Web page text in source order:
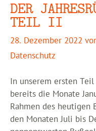
DER
TEIL II
28. Dezember 2022
Datenschutz
In unserem ersten
bereits die Monate
Rahmen des
den Monaten Juli bis